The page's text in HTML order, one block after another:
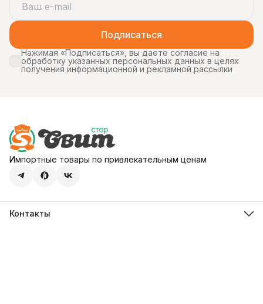
Подписаться
Нажимая «Подписаться», вы даете согласие на
обработку указанных персональных данных в целях
получения информационной и рекламной рассылки
Импортные товары по привлекательным ценам
Контакты